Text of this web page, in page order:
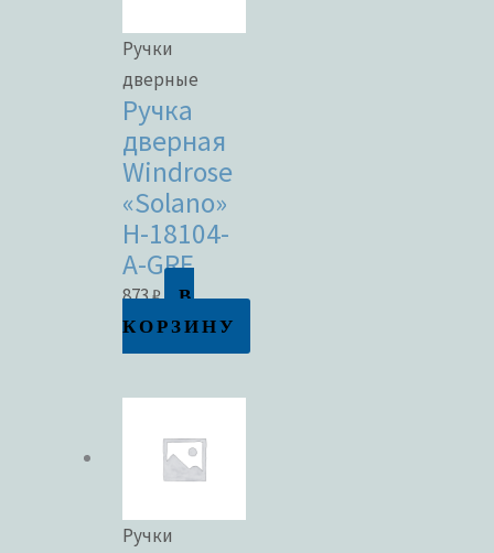
Ручки
дверные
Ручка
дверная
Windrose
«Solano»
H-18104-
A-GRF
873₽
В
КОРЗИНУ
Ручки